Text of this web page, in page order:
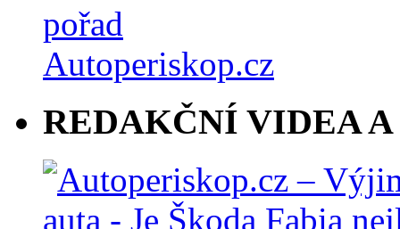
REDAKČNÍ VIDEA A